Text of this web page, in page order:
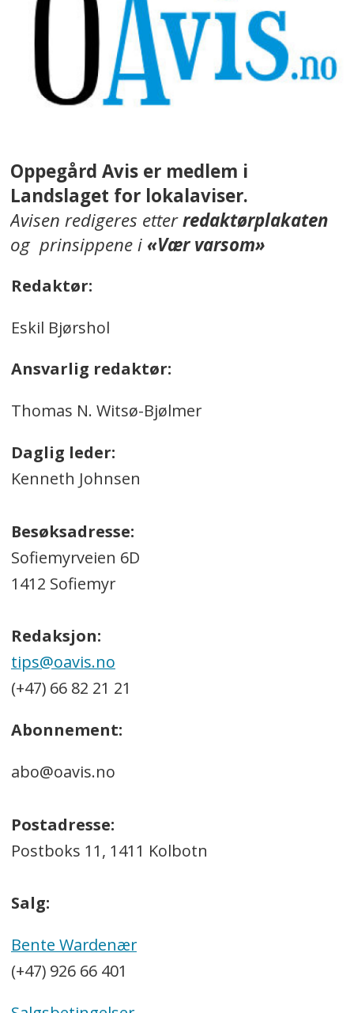
Oppegård Avis er medlem i
Landslaget for lokalaviser.
Avisen redigeres etterredaktørplakaten
og prinsippene i«Vær varsom»
Redaktør:
Eskil Bjørshol
Ansvarlig redaktør:
Thomas N. Witsø-Bjølmer
Daglig leder:
Kenneth Johnsen
Besøksadresse:
Sofiemyrveien 6D
1412 Sofiemyr
Redaksjon:
tips@oavis.no
(+47) 66 82 21 21
Abonnement:
abo@oavis.no
Postadresse:
Postboks 11, 1411 Kolbotn
Salg:
Bente Wardenær
(+47) 926 66 401